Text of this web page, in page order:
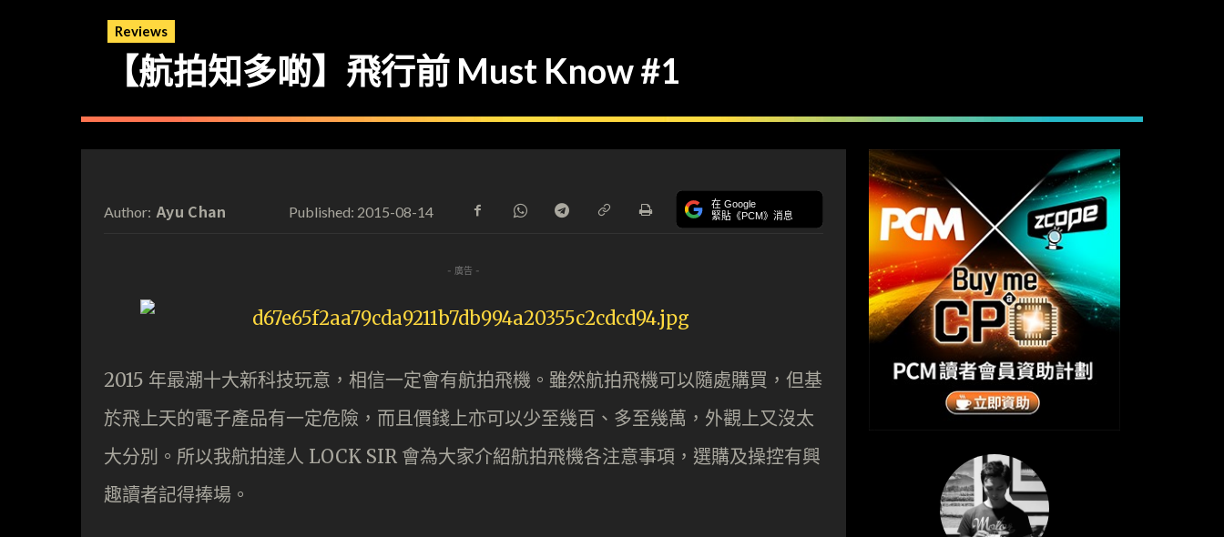
Reviews
【航拍知多啲】飛行前 Must Know #1
Author: Ayu Chan Published: 2015-08-14 在 Google
緊貼《PCM》消息
- 廣告 -
2015 年最潮十大新科技玩意，相信一定會有航拍飛機。雖然航拍飛機可以隨處購買，但基
於飛上天的電子產品有一定危險，而且價錢上亦可以少至幾百、多至幾萬，外觀上又沒太
大分別。所以我航拍達人 LOCK SIR 會為大家介紹航拍飛機各注意事項，選購及操控有興
趣讀者記得捧場。